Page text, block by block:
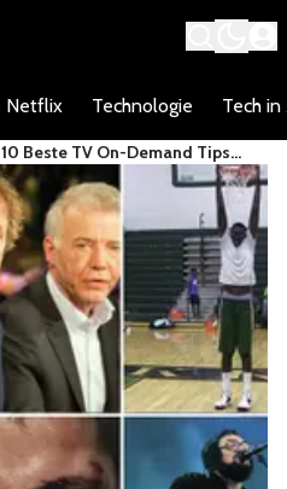
Netflix Technologie Tech in
10 Beste TV On-Demand Tips
Voor Het Weekend